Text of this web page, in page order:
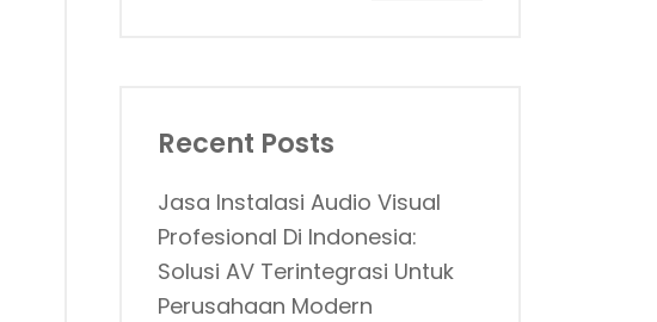
Recent Posts
Jasa Instalasi Audio Visual
Profesional Di Indonesia:
Solusi AV Terintegrasi Untuk
Perusahaan Modern